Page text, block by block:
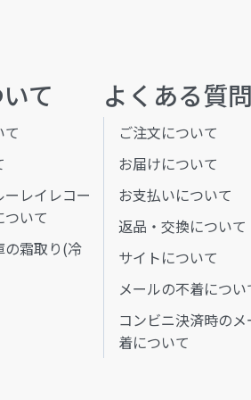
て
て
レイレコー
いて
霜取り(冷
よくある質問
ご注文について
お届けについて
お支払いについて
返品・交換について
サイトについて
メールの不着につい
コンビニ決済時のメ
着について